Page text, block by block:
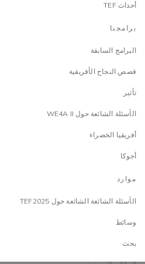
أحداث TEF
برامجنا
البرامج السابقة
قصص النجاح الأفريقية
تأثير
الأسئلة الشائعة حول WE4A II
أفريقيا الخضراء
أجوكا
موارد
الأسئلة الشائعة الشائعة حول TEF2025
وسائط
بحث